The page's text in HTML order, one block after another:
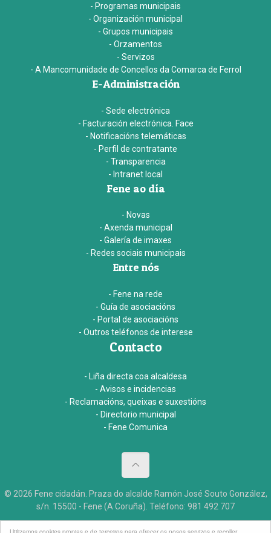
- Programas municipais
- Organización municipal
- Grupos municipais
- Orzamentos
- Servizos
- A Mancomunidade de Concellos da Comarca de Ferrol
E-Administración
- Sede electrónica
- Facturación electrónica. Face
- Notificacións telemáticas
- Perfil de contratante
- Transparencia
- Intranet local
Fene ao día
- Novas
- Axenda municipal
- Galería de imaxes
- Redes sociais municipais
Entre nós
- Fene na rede
- Guía de asociacións
- Portal de asociacións
- Outros teléfonos de interese
Contacto
- Liña directa coa alcaldesa
- Avisos e incidencias
- Reclamacións, queixas e suxestións
- Directorio municipal
- Fene Comunica
© 2026 Fene cidadán. Praza do alcalde Ramón José Souto González,
s/n. 15500 - Fene (A Coruña). Teléfono: 981 492 707